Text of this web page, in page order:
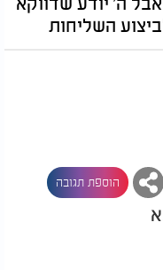
השליחות
הוספת תגובה